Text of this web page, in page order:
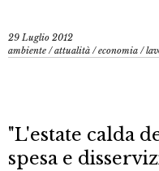
29 Luglio 2012
ambiente /attualità /economia /
"L'estate calda
spesa e